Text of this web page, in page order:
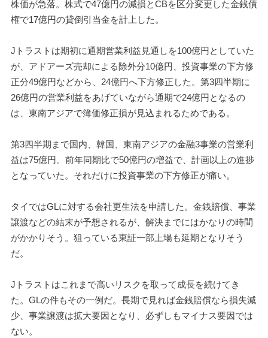
株価が急落。株式で47億円の減損とCBを区分変更した金銭債
権で17億円の貸倒引当金を計上した。
Jトラストは期初に通期営業利益見通しを100億円としていた
が、アドアーズ売却による除外分10億円、投資事業の下方修
正分49億円などから、24億円へ下方修正した。第3四半期に
26億円の営業利益をあげていながら通期で24億円となるの
は、東南アジアで簿価修正損が見込まれるためである。
第3四半期まで国内、韓国、東南アジアの金融3事業の営業利
益は75億円。前年同期比で50億円の増益で、計画以上の進捗
となっていた。それだけに投資事業の下方修正が痛い。
タイではGLに対する会社更生法を申請した。金銭賠償、事業
譲渡などの結末が予想されるが、解決までにはかなりの時間
がかかりそう。狙っている東証一部上場も延期となりそう
だ。
Jトラストはこれまで高いリスクを取って成長を続けてき
た。GLの件もその一例だ。長期で見れば金銭賠償なら損失減
少、事業譲渡は拡大要因となり、必ずしもマイナス要因では
ない。